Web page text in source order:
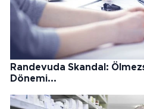
Randevuda Skandal:
Dönemi...